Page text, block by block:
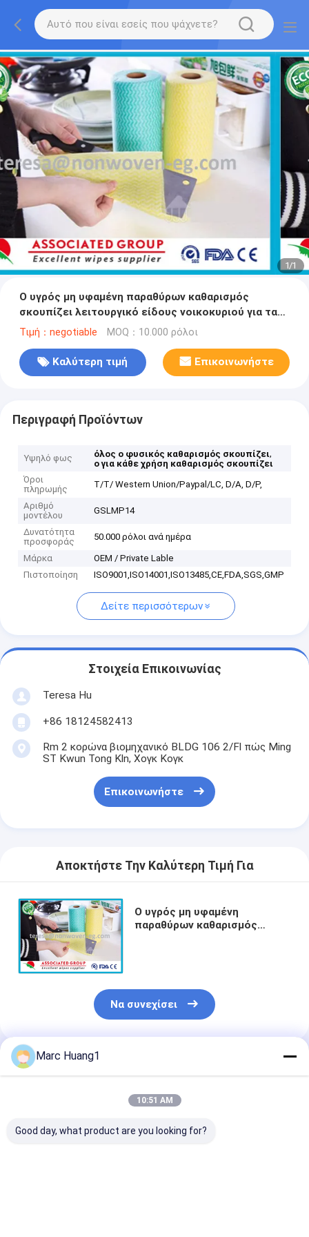
1/1
Ο υγρός μη υφαμένη παραθύρων καθαρισμός
σκουπίζει λειτουργικό είδους νοικοκυριού για τα
γυαλιά μη τοξικά
Τιμή：negotiable MOQ：10.000 ρόλοι
Καλύτερη τιμή Επικοινωνήστε
Περιγραφή Προϊόντων
Υψηλό φως όλος ο φυσικός καθαρισμός σκουπίζει,
ο για κάθε χρήση καθαρισμός σκουπίζει
Όροι
πληρωμής
T/T/ Western Union/Paypal/LC, D/A, D/P,
Αριθμό
μοντέλου
GSLMP14
Δυνατότητα
προσφοράς
50.000 ρόλοι ανά ημέρα
Μάρκα
OEM / Private Lable
Πιστοποίηση
ISO9001,ISO14001,ISO13485,CE,FDA,SGS,GMP
Δείτε περισσότερων
Στοιχεία Επικοινωνίας
Teresa Hu
+86 18124582413
Rm 2 κορώνα βιομηχανικό BLDG 106 2/Fl πώς Ming
ST Kwun Tong Kln, Χογκ Κογκ
Επικοινωνήστε
Αποκτήστε Την Καλύτερη Τιμή Για
Ο υγρός μη υφαμένη
παραθύρων καθαρισμός
Να συνεχίσει
Συνιστώμενα Προϊόντα
Marc Huang1
10:51 AM
Good day, what product are you looking for?